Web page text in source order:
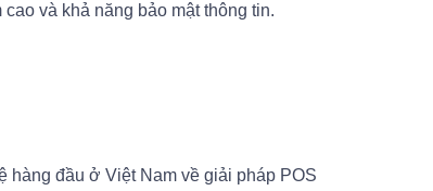
và khả năng bảo mật thông tin.
hàng đầu ở Việt Nam về giải pháp POS